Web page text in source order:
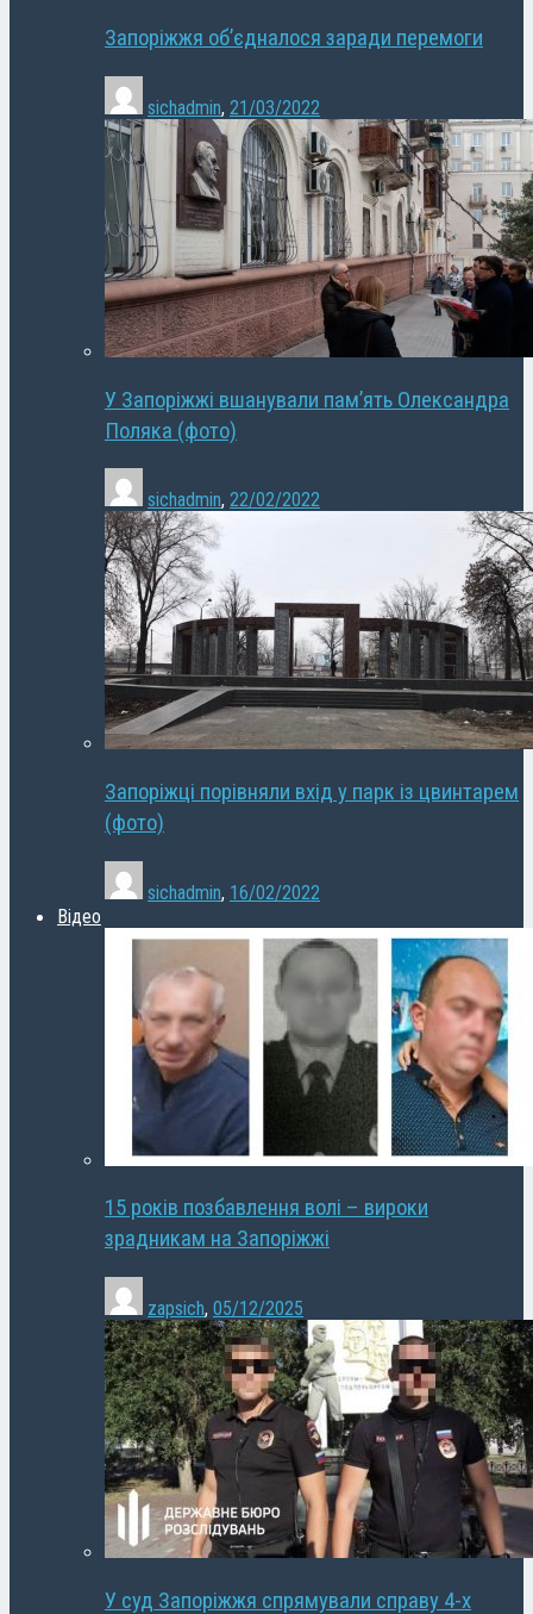
Запоріжжя об’єдналося заради перемоги
sichadmin, 21/03/2022
У Запоріжжі вшанували пам’ять Олександра
Поляка (фото)
sichadmin, 22/02/2022
Запоріжці порівняли вхід у парк із цвинтарем
(фото)
sichadmin, 16/02/2022
Відео
15 років позбавлення волі – вироки
зрадникам на Запоріжжі
zapsich, 05/12/2025
У суд Запоріжжя спрямували справу 4-х